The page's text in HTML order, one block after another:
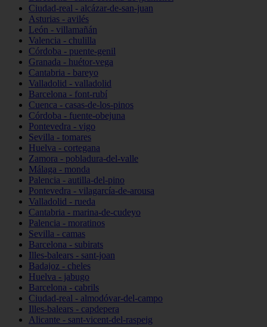
Ciudad-real - alcázar-de-san-juan
Asturias - avilés
León - villamañán
Valencia - chulilla
Córdoba - puente-genil
Granada - huétor-vega
Cantabria - bareyo
Valladolid - valladolid
Barcelona - font-rubí
Cuenca - casas-de-los-pinos
Córdoba - fuente-obejuna
Pontevedra - vigo
Sevilla - tomares
Huelva - cortegana
Zamora - pobladura-del-valle
Málaga - monda
Palencia - autilla-del-pino
Pontevedra - vilagarcía-de-arousa
Valladolid - rueda
Cantabria - marina-de-cudeyo
Palencia - moratinos
Sevilla - camas
Barcelona - subirats
Illes-balears - sant-joan
Badajoz - cheles
Huelva - jabugo
Barcelona - cabrils
Ciudad-real - almodóvar-del-campo
Illes-balears - capdepera
Alicante - sant-vicent-del-raspeig